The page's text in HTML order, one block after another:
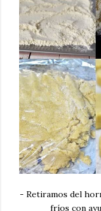
- Retiramos del
fríos con